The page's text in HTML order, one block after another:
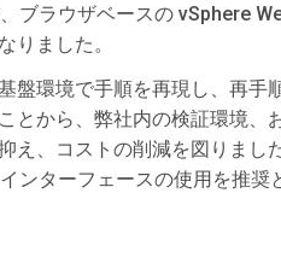
ブラウザベースの vSphere
りました。
環境で手順を再現し、再手
から、弊社内の検証環境、
、コストの削減を図りました
ターフェースの使用を推奨